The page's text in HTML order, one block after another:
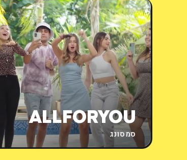
ALLFORYOU
סמסונג